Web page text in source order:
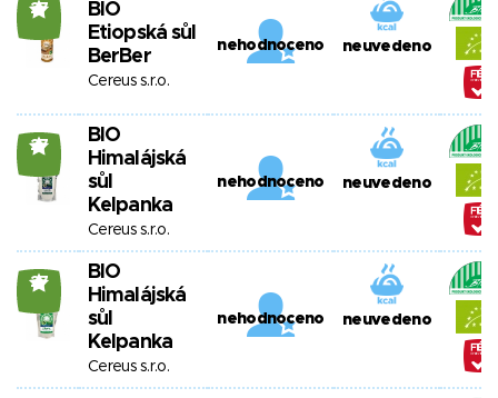
27
BIO
Etiopská sůl
BerBer
Cereus s.r.o.
nehodnoceno neuvedeno
27
BIO
Himalájská
sůl
Kelpanka
Cereus s.r.o.
nehodnoceno neuvedeno
27
BIO
Himalájská
sůl
Kelpanka
Cereus s.r.o.
nehodnoceno neuvedeno